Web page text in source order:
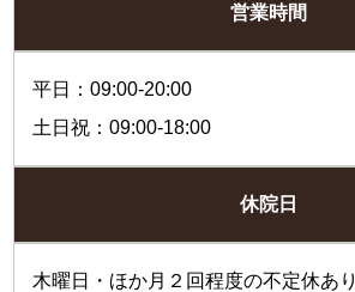
営業時間
平日：09:00-20:00
土日祝：09:00-18:00
休院日
木曜日・ほか月２回程度の不定休あり